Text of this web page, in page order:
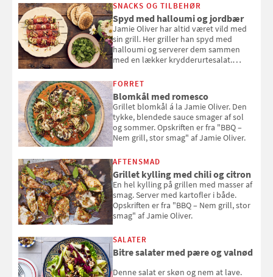
SNACKS OG TILBEHØR
Spyd med halloumi og jordbær
Jamie Oliver har altid været vild med
sin grill. Her griller han spyd med
halloumi og serverer dem sammen
med en lækker krydderurtesalat.
smag" af Jamie Oliver.
FORRET
Blomkål med romesco
Grillet blomkål á la Jamie Oliver. Den
tykke, blendede sauce smager af sol
og sommer. Opskriften er fra "BBQ –
Nem grill, stor smag" af Jamie Oliver.
AFTENSMAD
Grillet kylling med chili og citron
En hel kylling på grillen med masser af
smag. Server med kartofler i både.
Opskriften er fra "BBQ – Nem grill, stor
smag" af Jamie Oliver.
SALATER
Bitre salater med pære og valnød
Denne salat er skøn og nem at lave.